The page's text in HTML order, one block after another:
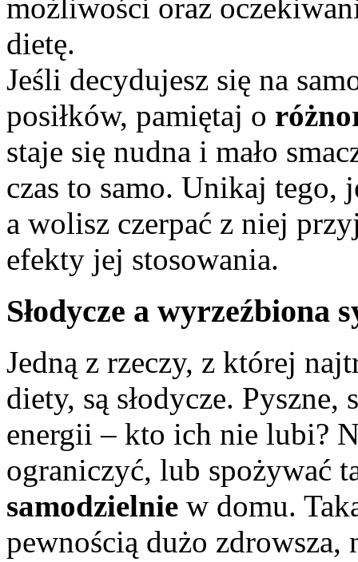
możliwości oraz
dietę.
Jeśli decydujesz się na
posiłków, pamiętaj o
staje się nudna i mało
czas to samo. Unikaj tego,
a wolisz czerpać z niej
efekty jej stosowania.
Słodycze a wyrzeźbiona
Jedną z rzeczy, z której
diety, są słodycze.
energii – kto ich nie lubi?
ograniczyć, lub spożywać
samodzielnie w domu.
pewnością dużo